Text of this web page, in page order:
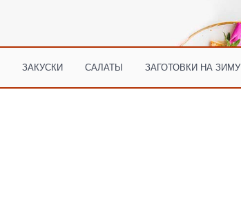
ЗАКУСКИ САЛАТЫ ЗАГОТОВКИ НА ЗИМУ